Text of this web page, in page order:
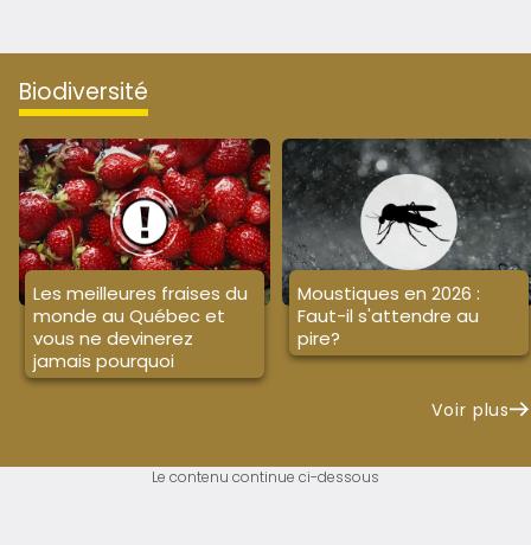
biodiversité
Les meilleures fraises du
monde au Québec et
vous ne devinerez
jamais pourquoi
Moustiques en 2026 :
Faut-il s'attendre au
pire?
Voir plus
Le contenu continue ci-dessous